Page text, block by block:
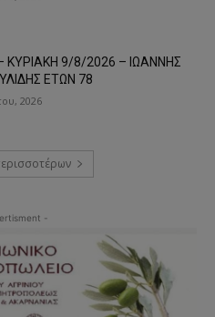
ΚΥΡΙΑΚΗ 9/8/2026 – ΙΩΑΝΝΗΣ
ΕΤΩΝ 78
2026
-